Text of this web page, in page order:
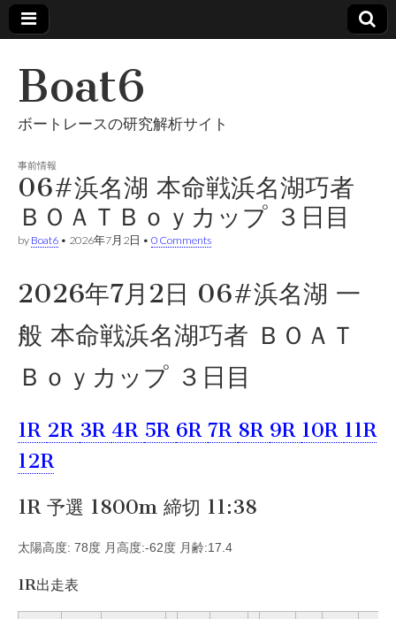
Boat6
ボートレースの研究解析サイト
事前情報
06#浜名湖 本命戦浜名湖巧者
ＢＯＡＴＢｏｙカップ ３日目
by Boat6 • 2026年7月2日 • 0 Comments
2026年7月2日 06#浜名湖 一
般 本命戦浜名湖巧者 ＢＯＡＴ
Ｂｏｙカップ ３日目
1R 2R 3R 4R 5R 6R 7R 8R 9R 10R 11R
12R
1R 予選 1800m 締切 11:38
太陽高度: 78度 月高度:-62度 月齢:17.4
1R出走表